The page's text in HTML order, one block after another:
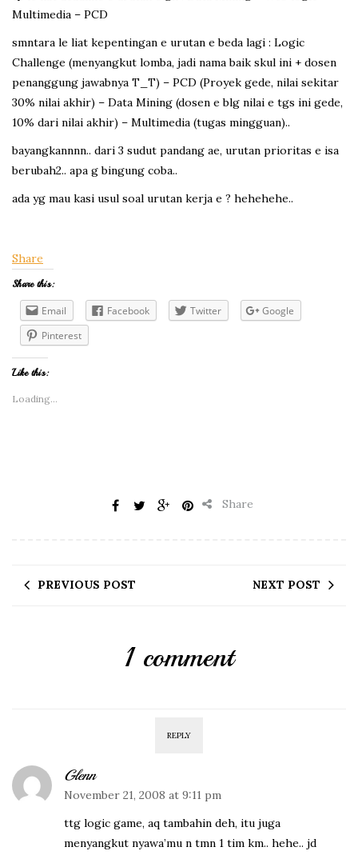
Multimedia – PCD
smntara le liat kepentingan e urutan e beda lagi : Logic
Challenge (menyangkut lomba, jadi nama baik skul ini + dosen
penanggung jawabnya T_T) – PCD (Proyek gede, nilai sekitar
30% nilai akhir) – Data Mining (dosen e blg nilai e tgs ini gede,
10% dari nilai akhir) – Multimedia (tugas mingguan)..
bayangkannnn.. dari 3 sudut pandang ae, urutan prioritas e isa
berubah2.. apa g bingung coba..
ada yg mau kasi usul soal urutan kerja e ? hehehehe..
Share
Share this:
Email Facebook Twitter
Google
Pinterest
Like this:
Loading...
Share
PREVIOUS POST NEXT POST
1 comment
REPLY
Glenn
November 21, 2008 at 9:11 pm
ttg logic game, aq tambahin deh, itu juga
menyangkut nyawa’mu n tmn 1 tim km.. hehe.. jd